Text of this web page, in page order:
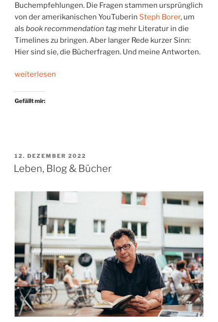
Buchempfehlungen. Die Fragen stammen ursprünglich
von der amerikanischen YouTuberin Steph Borer, um
als book recommendation tag mehr Literatur in die
Timelines zu bringen. Aber langer Rede kurzer Sinn:
Hier sind sie, die Bücherfragen. Und meine Antworten.
„Fünfzehn
weiterlesen
Gefällt mir:
VERÖFFENTLICHT
AM
12. DEZEMBER 2022
Leben, Blog & Bücher